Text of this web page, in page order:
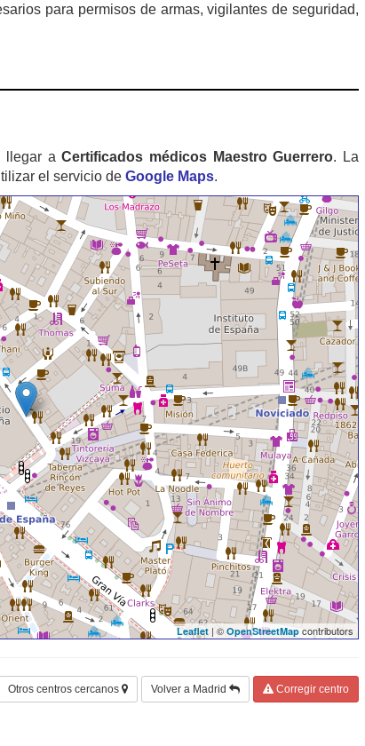
para permisos de armas, vigilantes de seguridad,
llegar aCertificados médicos Maestro Guerrero. La
el servicio de Google Maps.
Leaflet | © OpenStreetMap contributors
Otros centros cercanos Volver a Madrid Corregir centro